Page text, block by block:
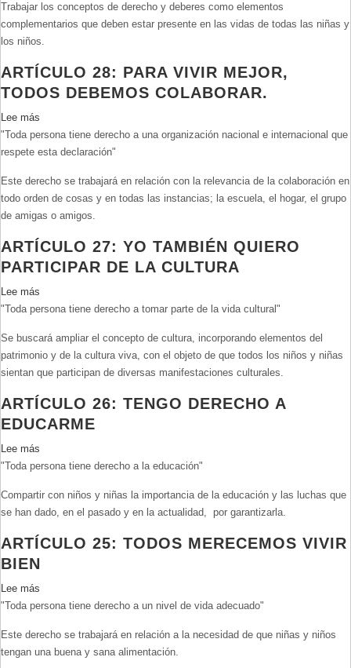
Tengo
derechos
y
tengo
deberes
Trabajar los conceptos de derecho y deberes como elementos
complementarios que deben estar presente en las vidas de todas las niñas y
los niños.
ARTÍCULO 28: PARA VIVIR MEJOR,
TODOS DEBEMOS COLABORAR.
Lee más
Artículo
28:
vivir
mejor,
todos
debemos
colaborar.
"Toda persona tiene derecho a una organización nacional e internacional que
respete esta declaración"
Este derecho se trabajará en relación con la relevancia de la colaboración en
todo orden de cosas y en todas las instancias; la escuela, el hogar, el grupo
de amigas o amigos.
ARTÍCULO 27: YO TAMBIÉN QUIERO
PARTICIPAR DE LA CULTURA
Lee más
Artículo
Yo
también
quiero
participar
de
la
"Toda persona tiene derecho a tomar parte de la vida cultural"
Se buscará ampliar el concepto de cultura, incorporando elementos del
patrimonio y de la cultura viva, con el objeto de que todos los niños y niñas
sientan que participan de diversas manifestaciones culturales.
ARTÍCULO 26: TENGO DERECHO A
EDUCARME
Lee más
Artículo
Tengo
derecho
a
educarme
"Toda persona tiene derecho a la educación"
Compartir con niños y niñas la importancia de la educación y las luchas que
se han dado, en el pasado y en la actualidad, por garantizarla.
ARTÍCULO 25: TODOS MERECEMOS VIVIR
BIEN
Lee más
Artículo
Todos
merecemos
"Toda persona tiene derecho a un nivel de vida adecuado"
Este derecho se trabajará en relación a la necesidad de que niñas y niños
tengan una buena y sana alimentación.